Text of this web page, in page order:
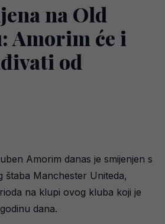
na Old
Amorim će i
od
Amorim danas je smijenjen s
štaba Manchester Uniteda,
na klupi ovog kluba koji je
dana.